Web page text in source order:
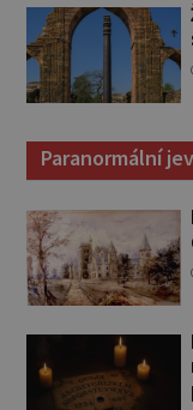
Paranormální